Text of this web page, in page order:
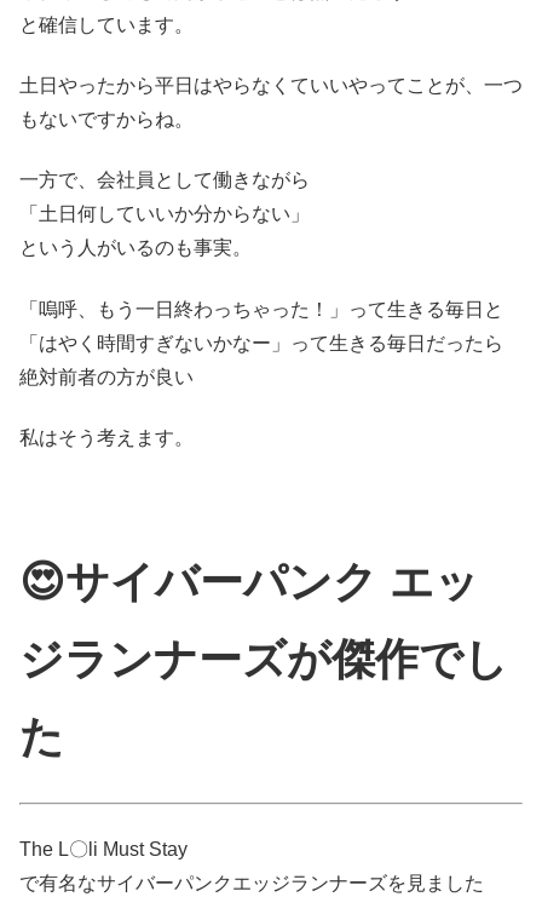
と確信しています。
土日やったから平日はやらなくていいやってことが、一つ
もないですからね。
一方で、会社員として働きながら
「土日何していいか分からない」
という人がいるのも事実。
「嗚呼、もう一日終わっちゃった！」って生きる毎日と
「はやく時間すぎないかなー」って生きる毎日だったら
絶対前者の方が良い
私はそう考えます。
😍サイバーパンク エッ
ジランナーズが傑作でし
た
The L〇li Must Stay
で有名なサイバーパンクエッジランナーズを見ました